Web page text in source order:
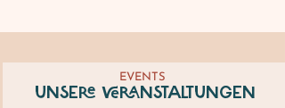
UNSERE VERANSTALTUNGEN
EVENTS